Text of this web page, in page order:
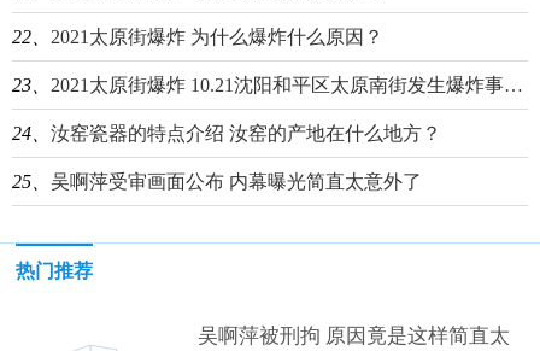
22、 2021太原街爆炸 为什么爆炸什么原因？
23、 2021太原街爆炸 10.21沈阳和平区太原南街发生爆炸事故-世界热文
24、 汝窑瓷器的特点介绍 汝窑的产地在什么地方？
25、 吴啊萍受审画面公布 内幕曝光简直太意外了
热门推荐
吴啊萍被刑拘 原因竟是这样简直太